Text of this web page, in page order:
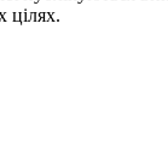
цілях.